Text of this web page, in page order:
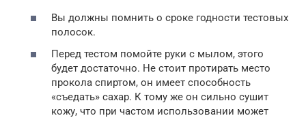
Вы должны помнить о сроке годности тестовых
полосок.
Перед тестом помойте руки с мылом, этого
будет достаточно. Не стоит протирать место
прокола спиртом, он имеет способность
«съедать» сахар. К тому же он сильно сушит
кожу, что при частом использовании может